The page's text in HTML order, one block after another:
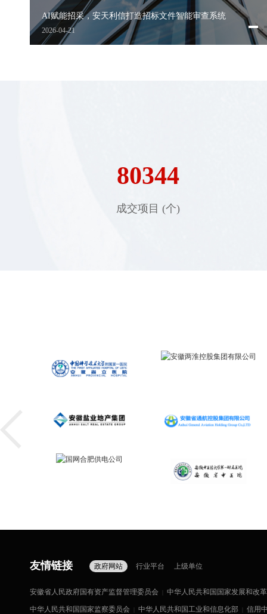
天利信打造招标文件智能审查系统 安天e采平
2025-03-24
80344
成交项目 (个)
友情链接 政府网站 行业平台 上级单位
安徽省人民政府国有资产监督管理委员会 中华人民共和国国家发展和改
中华人民共和国国家监察委员会 中华人民共和国工业和信息化部 信用